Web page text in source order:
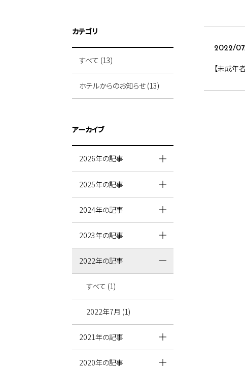
2022/
【未成年
カテゴリ
すべて (13)
ホテルからのお知らせ (13)
アーカイブ
2026年の記事
2025年の記事
2024年の記事
2023年の記事
2022年の記事
すべて (1)
2022年7月 (1)
2021年の記事
2020年の記事